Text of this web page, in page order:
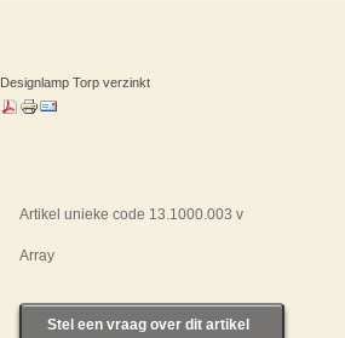
Designlamp Torp verzinkt
Artikel unieke code 13.1000.003 v
Array
Stel een vraag over dit artikel